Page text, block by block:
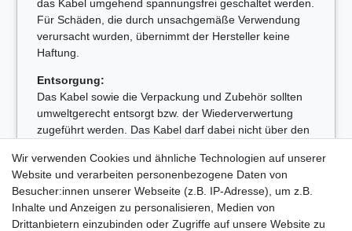
das Kabel umgehend spannungsfrei geschaltet werden.
Für Schäden, die durch unsachgemäße Verwendung
verursacht wurden, übernimmt der Hersteller keine
Haftung.
Entsorgung:
Das Kabel sowie die Verpackung und Zubehör sollten
umweltgerecht entsorgt bzw. der Wiederverwertung
zugeführt werden. Das Kabel darf dabei nicht über den
WEEE-Reg.-Nr. DE31386385
Wir verwenden Cookies und ähnliche Technologien auf unserer
Website und verarbeiten personenbezogene Daten von
Besucher:innen unserer Webseite (z.B. IP-Adresse), um z.B.
Inhalte und Anzeigen zu personalisieren, Medien von
Drittanbietern einzubinden oder Zugriffe auf unsere Website zu